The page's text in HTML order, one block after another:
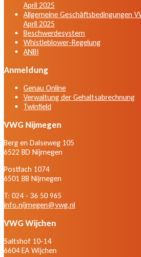
April 2025
Allgemeine Geschäftsbedingungen
April 2025
Beschwerdesystem
Whistleblower-Regelung
ANBI
Anmeldung
Genau Online
Verwaltung der Gehaltsabrechnung
Twinfield
VWG Nijmegen
Berg en Dalseweg 105
6522 BD Nijmegen
Postfach 1074
6501 BB Nijmegen
T: 024 - 36 50 965
info.nijmegen@vwg.nl
VWG Wijchen
Saltshof 10-14
6604 EA Wijchen